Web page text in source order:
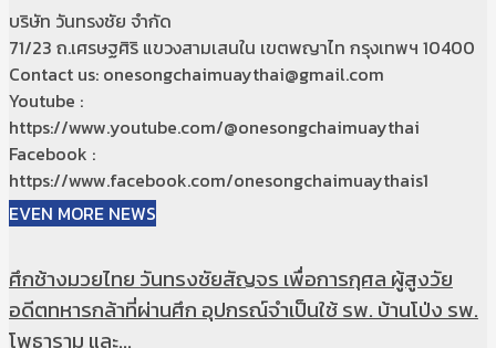
บริษัท วันทรงชัย จำกัด
71/23 ถ.เศรษฐศิริ แขวงสามเสนใน เขตพญาไท กรุงเทพฯ 10400
Contact us: onesongchaimuaythai@gmail.com
Youtube :
https://www.youtube.com/@onesongchaimuaythai
Facebook :
https://www.facebook.com/onesongchaimuaythais1
EVEN MORE NEWS
ศึกช้างมวยไทย วันทรงชัยสัญจร เพื่อการกุศล ผู้สูงวัย
อดีตทหารกล้าที่ผ่านศึก อุปกรณ์จำเป็นใช้ รพ. บ้านโป่ง รพ.
โพธาราม และ...